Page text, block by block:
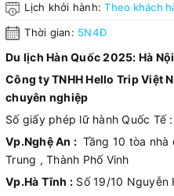
Lịch khởi hành:Theo khách
Thời gian: 5N4Đ
Du lịch Hàn Quốc 2025: Hà
Công ty TNHH Hello Trip Việt
chuyên nghiệp
Số giấy phép lữ hành Quốc Tế :
Vp.Nghệ An : Tầng 10 tòa nhà
Trung , Thành Phố Vinh
Vp.Hà Tĩnh : Số 19/10 Nguyễn